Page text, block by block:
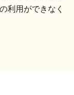
利用ができなく